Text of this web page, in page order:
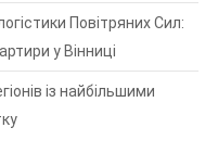
Повітряних Сил:
у Вінниці
із найбільшими